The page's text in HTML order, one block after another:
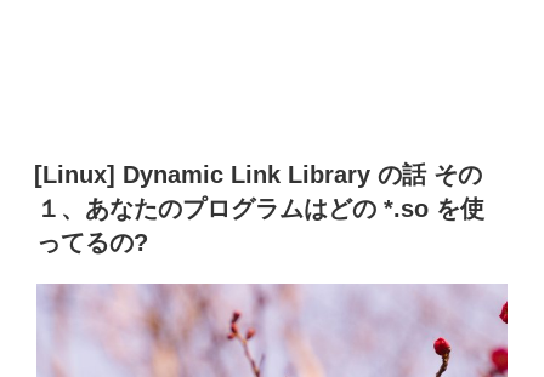
[Linux] Dynamic Link Library の話 その
１、あなたのプログラムはどの *.so を使
ってるの?